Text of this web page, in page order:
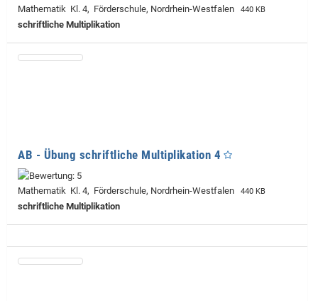
Mathematik Kl. 4, Förderschule, Nordrhein-Westfalen 440 KB
schriftliche Multiplikation
AB - Übung schriftliche Multiplikation 4
Mathematik Kl. 4, Förderschule, Nordrhein-Westfalen 440 KB
schriftliche Multiplikation